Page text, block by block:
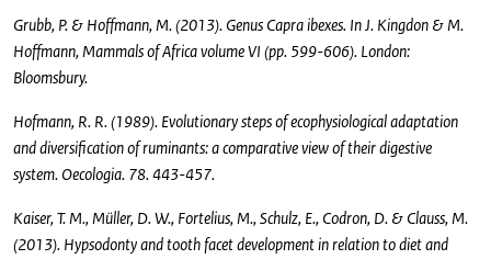
Grubb, P. & Hoffmann, M. (2013). Genus Capra ibexes. In J. Kingdon & M.
Hoffmann, Mammals of Africa volume VI (pp. 599-606). London:
Bloomsbury.
Hofmann, R. R. (1989). Evolutionary steps of ecophysiological adaptation
and diversification of ruminants: a comparative view of their digestive
system. Oecologia. 78. 443-457.
Kaiser, T. M., Müller, D. W., Fortelius, M., Schulz, E., Codron, D. & Clauss, M.
(2013). Hypsodonty and tooth facet development in relation to diet and